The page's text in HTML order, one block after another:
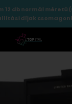
12 db normál méretű
díjak
TopItal